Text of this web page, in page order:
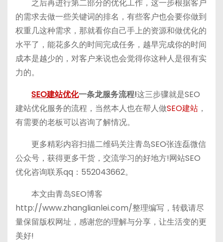
之后再进行第二部分的优化工作，这一步根据客户
的需求去做一些关键词的排名，有些客户也会要你做到
权重几这种需求，那就看你自己手上的资源和做优化的
水平了，能花多久的时间完成任务，越早完成你的时间
成本是越少的，对客户来说也会觉得你这种人是很有实
力的。
SEO建站优化一条龙服务流程!这三步骤就是SEO
建站优化服务的流程，当然本人也在帮人做SEO建站 ，
有需要的老板可以咨询了解情况。
更多精彩内容扫描二维码关注青岛SEO张连磊微信
公众号，获得更多干货，交流学习的好地方!网站SEO
优化咨询联系qq：552043662。
本文由青岛SEO博客
http://www.zhanglianlei.com/整理编写，转载请尽
量保留版权网址，感谢您的理解与分享，让生活变的更
美好!